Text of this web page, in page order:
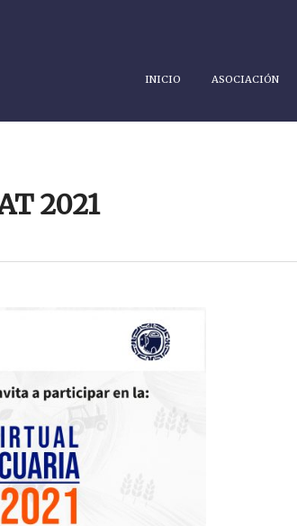
INICIO ASOCIACIÓN
2021